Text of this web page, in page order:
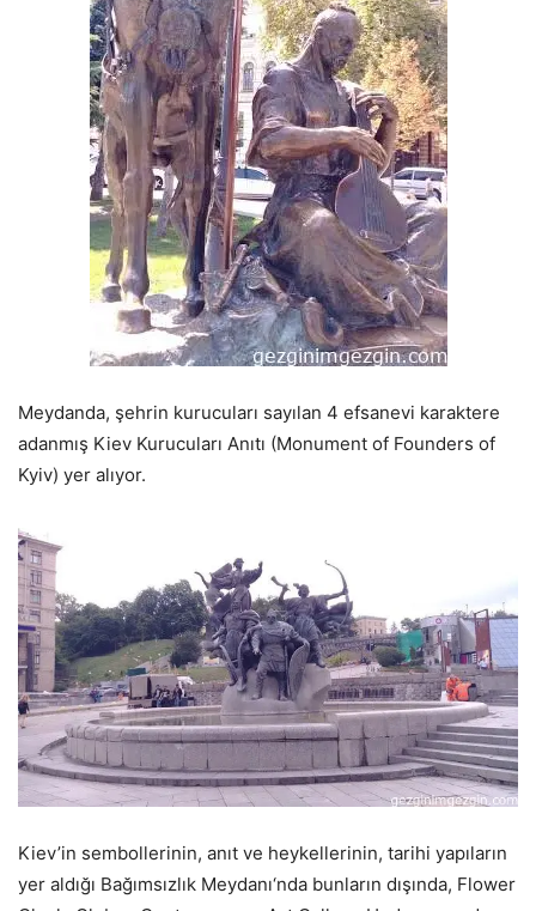
Meydanda, şehrin kurucuları sayılan 4 efsanevi karaktere
adanmış Kiev Kurucuları Anıtı (Monument of Founders of
Kyiv) yer alıyor.
Kiev’in sembollerinin, anıt ve heykellerinin, tarihi yapıların
yer aldığı Bağımsızlık Meydanı‘nda bunların dışında, Flower